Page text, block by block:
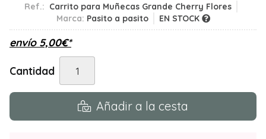
Ref.: Carrito para Muñecas Grande Cherry Flores
Marca: Pasito a pasito EN STOCK
envío 5,00€*
Cantidad
Añadir a la cesta